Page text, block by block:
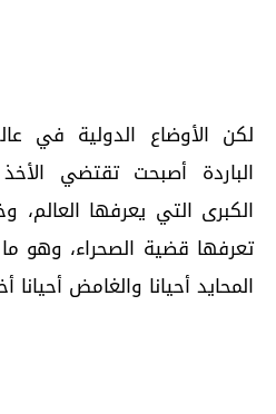
لكن الأوضاع الدولية في
الباردة أصبحت تقتضي الأخذ
الكبرى التي يعرفها العالم،
تعرفها قضية الصحراء، وهو
المحايد أحيانا والغامض أحيانا